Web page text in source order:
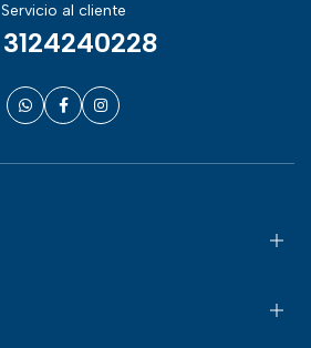
Servicio al cliente
3124240228